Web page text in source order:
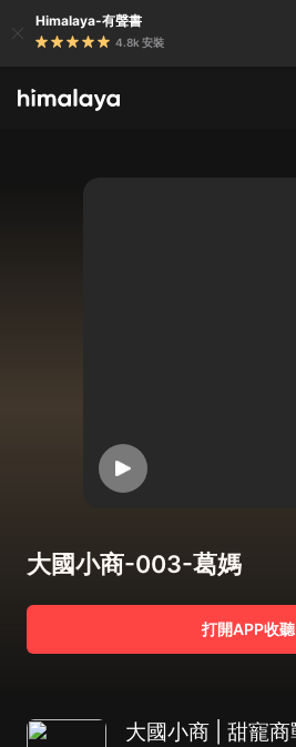
Himalaya-有聲書
4.8k 安裝
大國小商-003-葛媽
打開APP收聽